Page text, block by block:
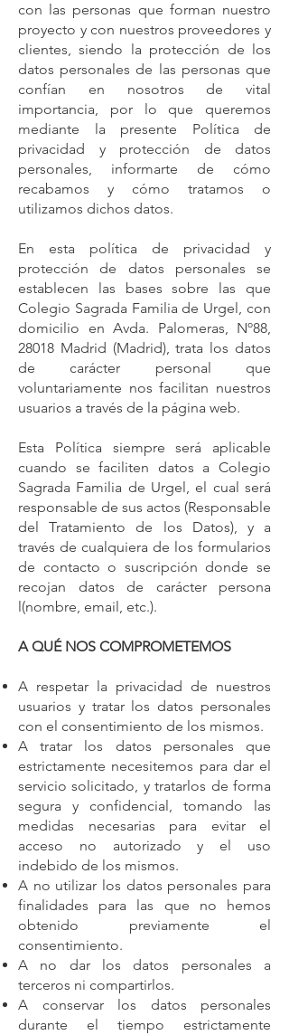
con las personas que forman nuestro
proyecto y con nuestros proveedores y
clientes, siendo la protección de los
datos personales de las personas que
confían en nosotros de vital
importancia, por lo que queremos
mediante la presente Política de
privacidad y protección de datos
personales, informarte de cómo
recabamos y cómo tratamos o
utilizamos dichos datos.
En esta política de privacidad y
protección de datos personales se
establecen las bases sobre las que
Colegio Sagrada Familia de Urgel, con
domicilio en Avda. Palomeras, Nº88,
28018 Madrid (Madrid), trata los datos
de carácter personal que
voluntariamente nos facilitan nuestros
usuarios a través de la página web.
Esta Política siempre será aplicable
cuando se faciliten datos a Colegio
Sagrada Familia de Urgel, el cual será
responsable de sus actos (Responsable
del Tratamiento de los Datos), y a
través de cualquiera de los formularios
de contacto o suscripción donde se
recojan datos de carácter persona
l(nombre, email, etc.).
A QUÉ NOS COMPROMETEMOS
A respetar la privacidad de nuestros
usuarios y tratar los datos personales
con el consentimiento de los mismos.
A tratar los datos personales que
estrictamente necesitemos para dar el
servicio solicitado, y tratarlos de forma
segura y confidencial, tomando las
medidas necesarias para evitar el
acceso no autorizado y el uso
indebido de los mismos.
A no utilizar los datos personales para
finalidades para las que no hemos
obtenido previamente el
consentimiento.
A no dar los datos personales a
terceros ni compartirlos.
A conservar los datos personales
durante el tiempo estrictamente